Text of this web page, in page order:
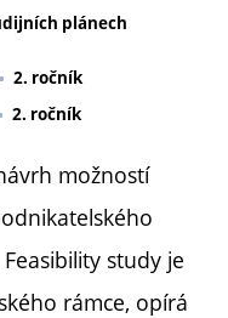
plánech
2. ročník
2. ročník
možností
study je
rámce, opírá